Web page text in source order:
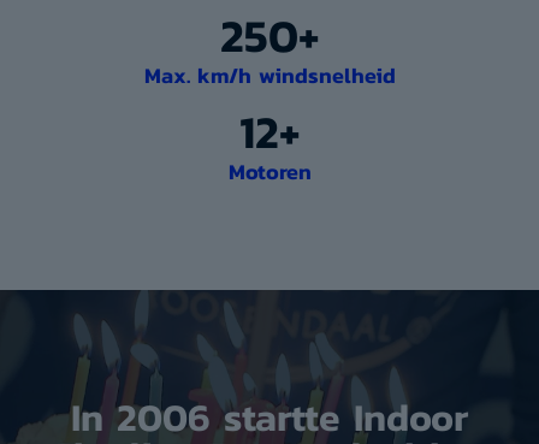
250+
Max. km/h windsnelheid
12+
Motoren
In 2006 startte Indoor